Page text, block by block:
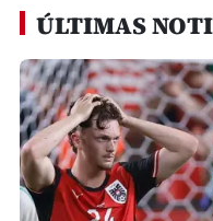
en Gaza
de octubre
4 MUNDO
Trump
sobre la
de Baile en